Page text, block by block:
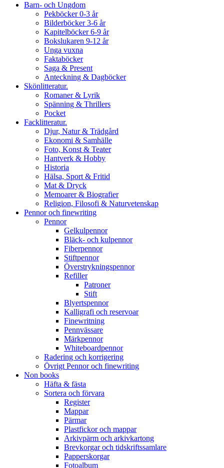
Barn- och Ungdom
Pekböcker 0-3 år
Bilderböcker 3-6 år
Kapitelböcker 6-9 år
Bokslukaren 9-12 år
Unga vuxna
Faktaböcker
Saga & Present
Anteckning & Dagböcker
Skönlitteratur.
Romaner & Lyrik
Spänning & Thrillers
Pocket
Facklitteratur.
Djur, Natur & Trädgård
Ekonomi & Samhälle
Foto, Konst & Teater
Hantverk & Hobby
Historia
Hälsa, Sport & Fritid
Mat & Dryck
Memoarer & Biografier
Religion, Filosofi & Naturvetenskap
Pennor och finewriting
Pennor
Gelkulpennor
Bläck- och kulpennor
Fiberpennor
Stiftpennor
Överstrykningspennor
Refiller
Patroner
Stift
Blyertspennor
Kalligrafi och reservoar
Finewritning
Pennvässare
Märkpennor
Whiteboardpennor
Radering och korrigering
Övrigt Pennor och finewriting
Non books
Häfta & fästa
Sortera och förvara
Register
Mappar
Pärmar
Plastfickor och mappar
Arkivpärm och arkivkartong
Brevkorgar och tidskriftssamlare
Papperskorgar
Fotoalbum